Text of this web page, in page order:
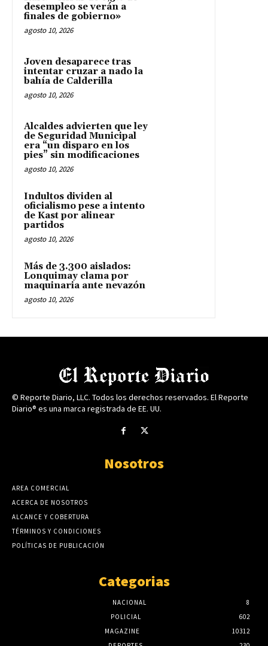
desempleo se verán a
finales de gobierno»
agosto 10, 2026
Joven desaparece tras
intentar cruzar a nado la
bahía de Calderilla
agosto 10, 2026
Alcaldes advierten que ley
de Seguridad Municipal
era “un disparo en los
pies” sin modificaciones
agosto 10, 2026
Indultos dividen al
oficialismo pese a intento
de Kast por alinear
partidos
agosto 10, 2026
Más de 3.300 aislados:
Lonquimay clama por
maquinaria ante nevazón
agosto 10, 2026
© Reporte Diario, LLC. Todos los derechos reservados. El Reporte
Diario® es una marca registrada de EE. UU.
Nosotros
AREA COMERCIAL
ACERCA DE NOSOTROS
ALCANCE Y COBERTURA
TÉRMINOS Y CONDICIONES
POLÍTICAS DE PUBLICACIÓN
Categorias
NACIONAL
8
POLICIAL
602
MAGAZINE
10312